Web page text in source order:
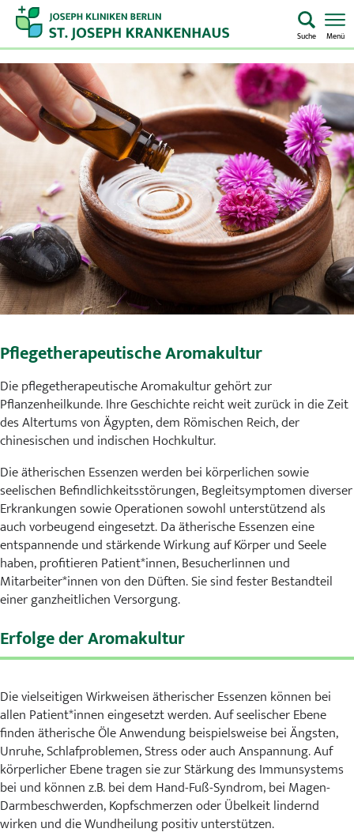
Suche Menü
Startseite
Home
Notaufnahme
Kliniken & Zentren
Aufenthalt & Besuch
Pflege
Karriere
MVZ
Aktuelles
Veranstaltungen
Presse
Kontakt
Pflegetherapeutische Aromakultur
Die pflegetherapeutische Aromakultur gehört zur
Pflanzenheilkunde. Ihre Geschichte reicht weit zurück in die Zeit
des Altertums von Ägypten, dem Römischen Reich, der
chinesischen und indischen Hochkultur.
Die ätherischen Essenzen werden bei körperlichen sowie
seelischen Befindlichkeitsstörungen, Begleitsymptomen diverser
Erkrankungen sowie Operationen sowohl unterstützend als
auch vorbeugend eingesetzt. Da ätherische Essenzen eine
entspannende und stärkende Wirkung auf Körper und Seele
haben, profitieren Patient*innen, BesucherIinnen und
Mitarbeiter*innen von den Düften. Sie sind fester Bestandteil
einer ganzheitlichen Versorgung.
Erfolge der Aromakultur
Die vielseitigen Wirkweisen ätherischer Essenzen können bei
allen Patient*innen eingesetzt werden. Auf seelischer Ebene
finden ätherische Öle Anwendung beispielsweise bei Ängsten,
Unruhe, Schlafproblemen, Stress oder auch Anspannung. Auf
körperlicher Ebene tragen sie zur Stärkung des Immunsystems
bei und können z.B. bei dem Hand-Fuß-Syndrom, bei Magen-
Darmbeschwerden, Kopfschmerzen oder Übelkeit lindernd
wirken und die Wundheilung positiv unterstützen.